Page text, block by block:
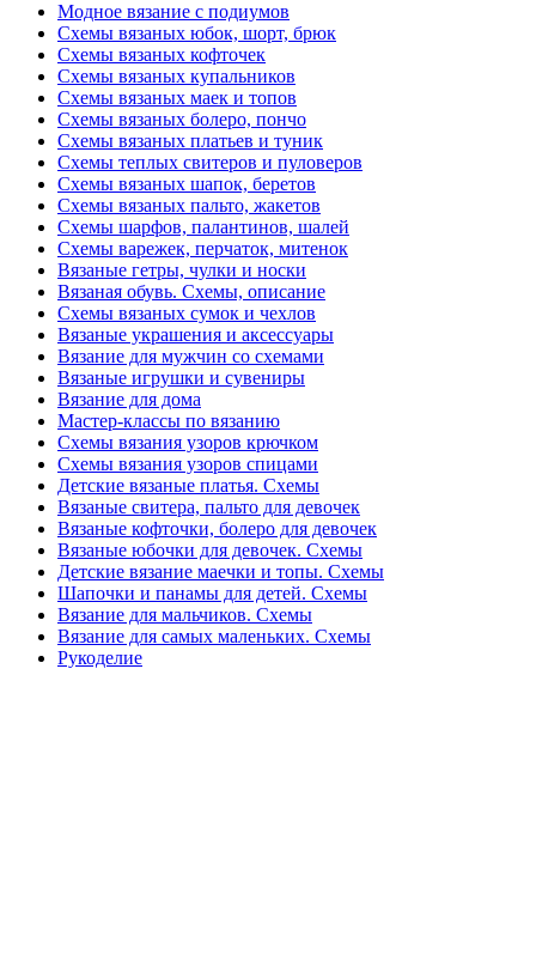
Модное вязание с подиумов
Схемы вязаных юбок, шорт, брюк
Схемы вязаных кофточек
Схемы вязаных купальников
Схемы вязаных маек и топов
Схемы вязаных болеро, пончо
Схемы вязаных платьев и туник
Схемы теплых свитеров и пуловеров
Схемы вязаных шапок, беретов
Схемы вязаных пальто, жакетов
Схемы шарфов, палантинов, шалей
Схемы варежек, перчаток, митенок
Вязаные гетры, чулки и носки
Вязаная обувь. Схемы, описание
Схемы вязаных сумок и чехлов
Вязаные украшения и аксессуары
Вязание для мужчин со схемами
Вязаные игрушки и сувениры
Вязание для дома
Мастер-классы по вязанию
Схемы вязания узоров крючком
Схемы вязания узоров спицами
Детские вязаные платья. Схемы
Вязаные свитера, пальто для девочек
Вязаные кофточки, болеро для девочек
Вязаные юбочки для девочек. Схемы
Детские вязание маечки и топы. Схемы
Шапочки и панамы для детей. Схемы
Вязание для мальчиков. Схемы
Вязание для самых маленьких. Схемы
Рукоделие